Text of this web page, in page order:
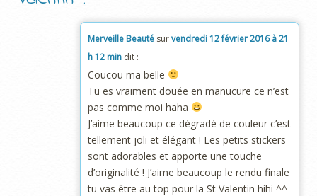
Merveille Beauté survendredi 12 février 2016 à 21
h 12 min dit :
Coucou ma belle
Tu es vraiment douée en manucure ce n’est
pas comme moi haha
J’aime beaucoup ce dégradé de couleur c’est
tellement joli et élégant ! Les petits stickers
sont adorables et apporte une touche
d’originalité ! J’aime beaucoup le rendu finale
tu vas être au top pour la St Valentin hihi ^^